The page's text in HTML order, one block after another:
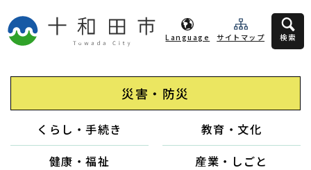
Language サイトマップ 検索
災害・防災
くらし・手続き
教育・文化
健康・福祉
産業・しごと